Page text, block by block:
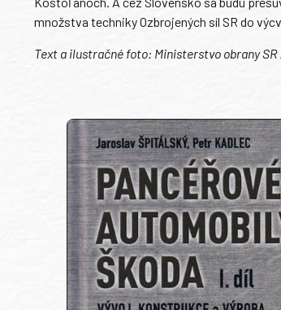
množstva techniky Ozbrojených síl SR do
Text a ilustračné foto: Ministerstvo obrany